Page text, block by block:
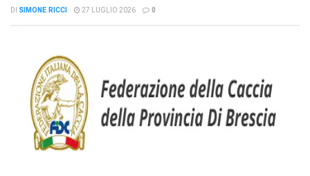
DI SIMONE RICCI 27 LUGLIO 2026 0